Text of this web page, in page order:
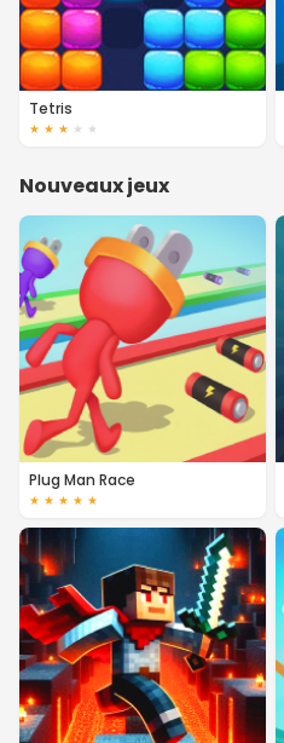
Tetris
★ ★ ★ ★ ★
Nouveaux jeux
Plug Man Race
★ ★ ★ ★ ★